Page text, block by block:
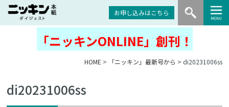
お申し込みはこちら
「ニッキンONLINE」創刊！
HOME > 「ニッキン」最新号から > di20231006ss
di20231006ss